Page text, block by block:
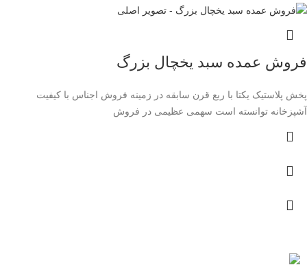
فروش عمده سبد یخچال بزرگ
پخش پلاستیک یکتا با ربع قرن سابقه در زمینه فروش اجناس با کیفیت
آشپزخانه توانسته است سهمی عظیمی در فروش